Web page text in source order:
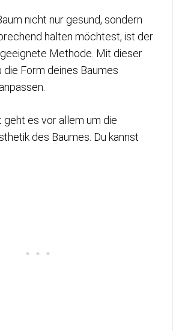
nicht nur gesund, sondern
halten möchtest, ist der
Methode. Mit dieser
die Form deines Baumes
es vor allem um die
des Baumes. Du kannst